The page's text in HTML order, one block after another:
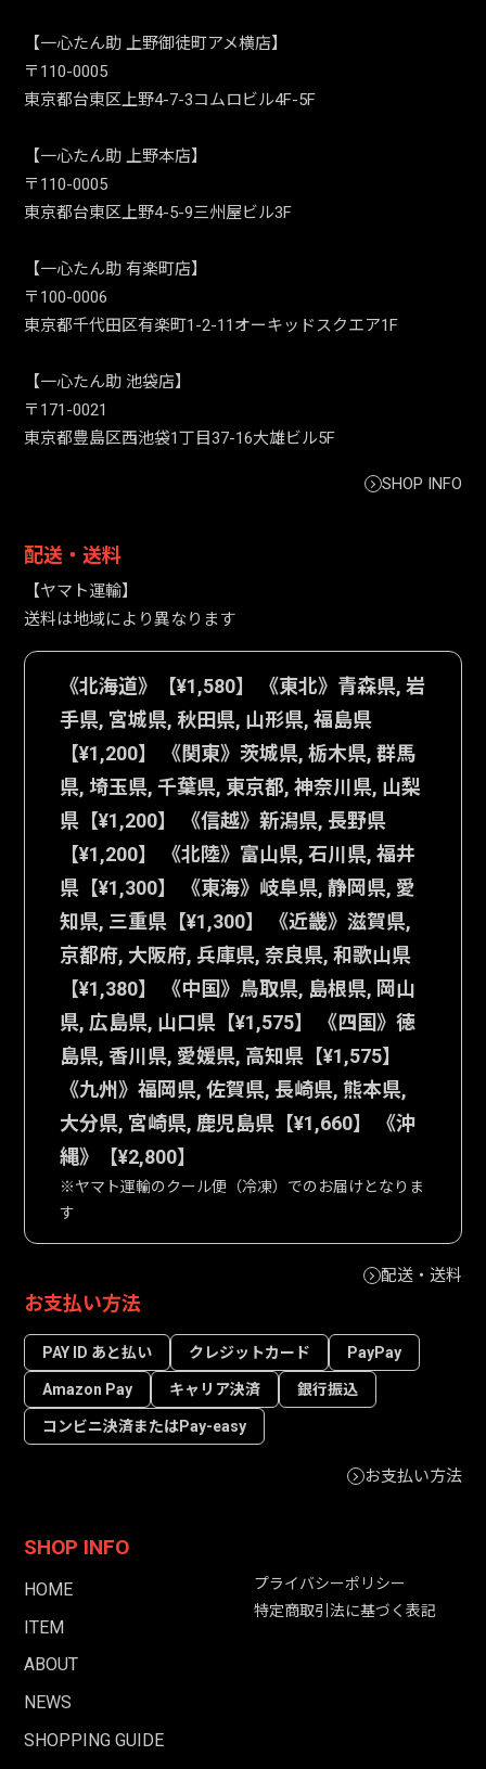
【一心たん助 上野御徒町アメ横店】
〒110-0005
東京都台東区上野4-7-3コムロビル4F-5F
【一心たん助 上野本店】
〒110-0005
東京都台東区上野4-5-9三州屋ビル3F
【一心たん助 有楽町店】
〒100-0006
東京都千代田区有楽町1-2-11オーキッドスクエア1F
【一心たん助 池袋店】
〒171-0021
東京都豊島区西池袋1丁目37-16大雄ビル5F
SHOP INFO
配送・送料
【ヤマト運輸】
送料は地域により異なります
《北海道》【¥1,580】 《東北》青森県, 岩
手県, 宮城県, 秋田県, 山形県, 福島県
【¥1,200】 《関東》茨城県, 栃木県, 群馬
県, 埼玉県, 千葉県, 東京都, 神奈川県, 山梨
県【¥1,200】 《信越》新潟県, 長野県
【¥1,200】 《北陸》富山県, 石川県, 福井
県【¥1,300】 《東海》岐阜県, 静岡県, 愛
知県, 三重県【¥1,300】 《近畿》滋賀県,
京都府, 大阪府, 兵庫県, 奈良県, 和歌山県
【¥1,380】 《中国》鳥取県, 島根県, 岡山
県, 広島県, 山口県【¥1,575】 《四国》徳
島県, 香川県, 愛媛県, 高知県【¥1,575】
《九州》福岡県, 佐賀県, 長崎県, 熊本県,
大分県, 宮崎県, 鹿児島県【¥1,660】 《沖
縄》【¥2,800】
※ヤマト運輸のクール便（冷凍）でのお届けとなりま
す
配送・送料
お支払い方法
PAY ID あと払い クレジットカード PayPay
Amazon Pay キャリア決済 銀行振込
コンビニ決済またはPay-easy
お支払い方法
SHOP INFO
HOME
ITEM
ABOUT
NEWS
SHOPPING GUIDE
プライバシーポリシー
特定商取引法に基づく表記